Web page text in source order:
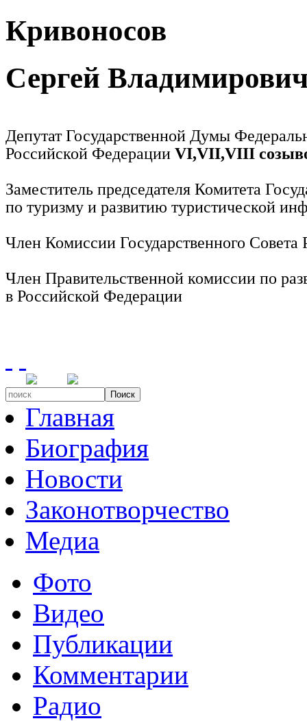
Кривоносов
Сергей
Депутат Государственной Думы
Российской Федерации VI,VII,VIII
Заместитель председателя Комитета
по туризму и развитию туристической
Член Комиссии Государственного
Член Правительственной комиссии по
в Российской Федерации
Поиск
Главная
Биография
Новости
Законотворчество
Медиа
Фото
Видео
Публикации
Комментарии
Радио